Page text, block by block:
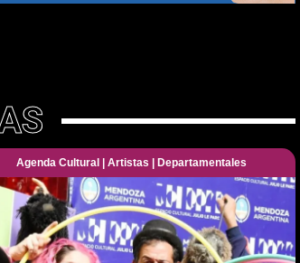
Agenda Cultural |Artistas Departamentales